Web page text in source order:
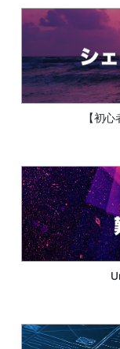
【初